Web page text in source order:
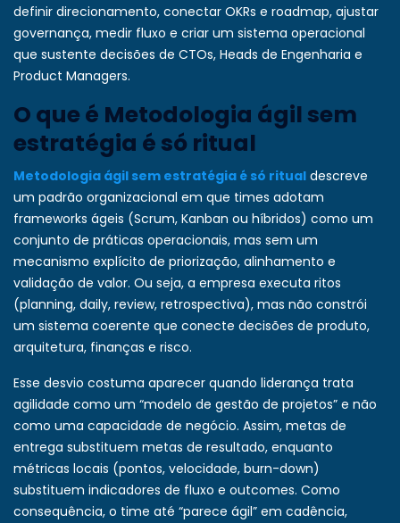
definir direcionamento, conectar OKRs e roadmap, ajustar
governança, medir fluxo e criar um sistema operacional
que sustente decisões de CTOs, Heads de Engenharia e
Product Managers.
O que é Metodologia ágil sem
estratégia é só ritual
Metodologia ágil sem estratégia é só ritual descreve
um padrão organizacional em que times adotam
frameworks ágeis (Scrum, Kanban ou híbridos) como um
conjunto de práticas operacionais, mas sem um
mecanismo explícito de priorização, alinhamento e
validação de valor. Ou seja, a empresa executa ritos
(planning, daily, review, retrospectiva), mas não constrói
um sistema coerente que conecte decisões de produto,
arquitetura, finanças e risco.
Esse desvio costuma aparecer quando liderança trata
agilidade como um “modelo de gestão de projetos” e não
como uma capacidade de negócio. Assim, metas de
entrega substituem metas de resultado, enquanto
métricas locais (pontos, velocidade, burn-down)
substituem indicadores de fluxo e outcomes. Como
consequência, o time até “parece ágil” em cadência,